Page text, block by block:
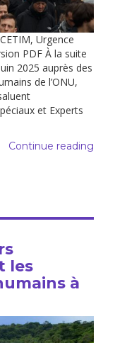
Urgence
PDF À la suite
2025 auprès des
de l’ONU,
et Experts
Continue reading
les
à